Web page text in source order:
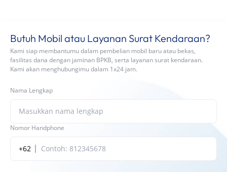
Butuh Mobil atau Layanan Surat Kendaraan?
Kami siap membantumu dalam pembelian mobil baru atau bekas,
fasilitas dana dengan jaminan BPKB, serta layanan surat kendaraan.
Kami akan menghubungimu dalam 1x24 jam.
Nama Lengkap
Nomor Handphone
+62